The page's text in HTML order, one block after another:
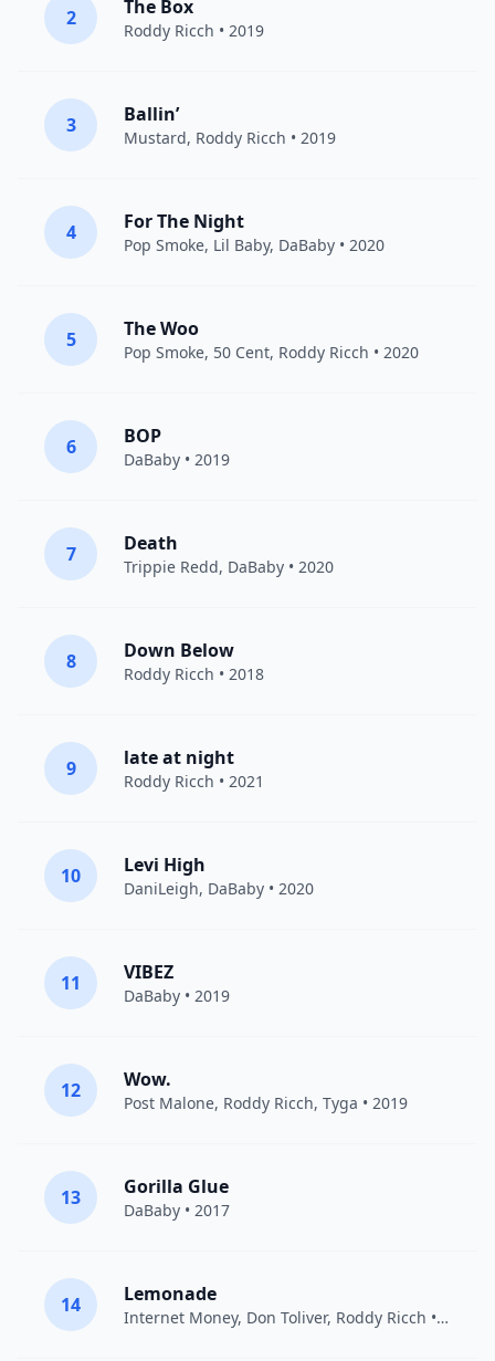
2 The Box
Roddy Ricch • 2019
3 Ballin’
Mustard, Roddy Ricch • 2019
4 For The Night
Pop Smoke, Lil Baby, DaBaby • 2020
5 The Woo
Pop Smoke, 50 Cent, Roddy Ricch • 2020
6 BOP
DaBaby • 2019
7 Death
Trippie Redd, DaBaby • 2020
8 Down Below
Roddy Ricch • 2018
9 late at night
Roddy Ricch • 2021
10 Levi High
DaniLeigh, DaBaby • 2020
11 VIBEZ
DaBaby • 2019
12 Wow.
Post Malone, Roddy Ricch, Tyga • 2019
13 Gorilla Glue
DaBaby • 2017
14 Lemonade
Internet Money, Don Toliver, Roddy Ricch • 2020